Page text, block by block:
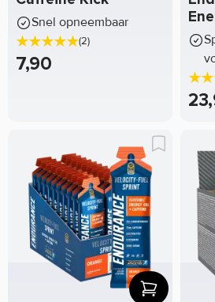
Snel opneembaar
(2)
7,90